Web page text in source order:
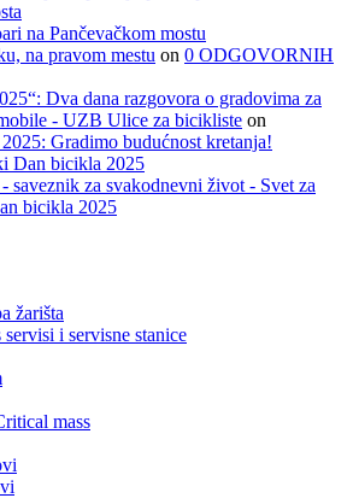
na Pančevačkom mostu
na pravom mestu on 0 ODGOVORNIH
Dva dana razgovora o gradovima za
- UZB Ulice za bicikliste on
2025: Gradimo budućnost kretanja!
Dan bicikla 2025
saveznik za svakodnevni život - Svet za
bicikla 2025
žarišta
servisi i servisne stanice
mass